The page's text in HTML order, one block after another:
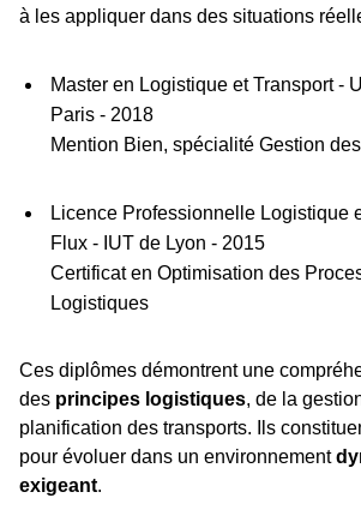
à les appliquer dans des situations
Master en Logistique et Transport -
Paris - 2018
Mention Bien, spécialité Gestion
Licence Professionnelle Logistique
Flux - IUT de Lyon - 2015
Certificat en Optimisation des
Logistiques
Ces diplômes démontrent une
des principes logistiques, de la
planification des transports. Ils
pour évoluer dans un environnement
exigeant.